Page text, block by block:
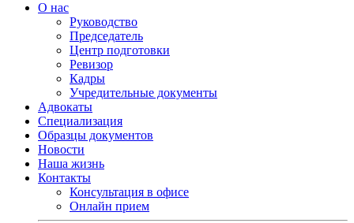
О нас
Руководство
Председатель
Центр подготовки
Ревизор
Кадры
Учредительные документы
Адвокаты
Специализация
Образцы документов
Новости
Наша жизнь
Контакты
Консультация в офисе
Онлайн прием